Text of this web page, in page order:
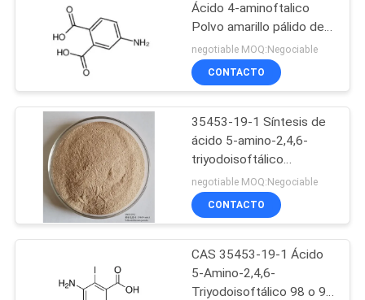
PRIVACY
POLICY
Nitroftálico
Ácido
aminobenzoico
27
Ácido 4-aminoftalico
Polvo amarillo pálido de
seguridad 98.5
negotiable MOQ:Negociable
CONTACTO
35453-19-1 Síntesis de
ácido 5-amino-2,4,6-
triyodoisoftálico
C8H4I3NO4 99
negotiable MOQ:Negociable
CONTACTO
CAS 35453-19-1 Ácido
5-Amino-2,4,6-
Triyodoisoftálico 98 o 99